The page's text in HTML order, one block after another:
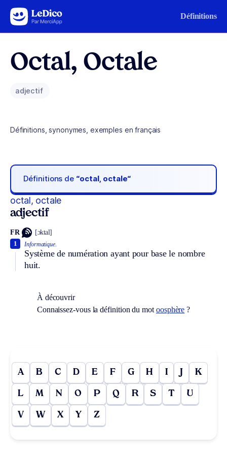
Aller au contenu Définitions
Octal, Octale
adjectif
Définitions, synonymes, exemples en français
Définitions de “octal, octale“
octal, octale
adjectif
FR [ɔktal]
Informatique.
Système de numération ayant pour base le nombre
huit.
1
À découvrir
Connaissez-vous la définition du mot oosphère ?
A B C D E F G H I J K
L M N O P Q R S T U
V W X Y Z